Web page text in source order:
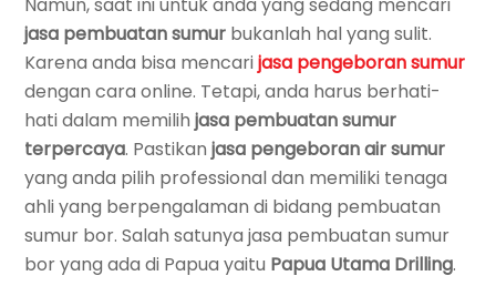
jasa pembuatan sumur bukanlah hal yang sulit.
Karena anda bisa mencarijasa pengeboran sumur
dengan cara online. Tetapi, anda harus berhati-
hati dalam memilihjasa pembuatan sumur
terpercaya. Pastikanjasa pengeboran air sumur
yang anda pilih professional dan memiliki tenaga
ahli yang berpengalaman di bidang pembuatan
sumur bor. Salah satunya jasa pembuatan sumur
bor yang ada di Papua yaitu Papua Utama Drilling.